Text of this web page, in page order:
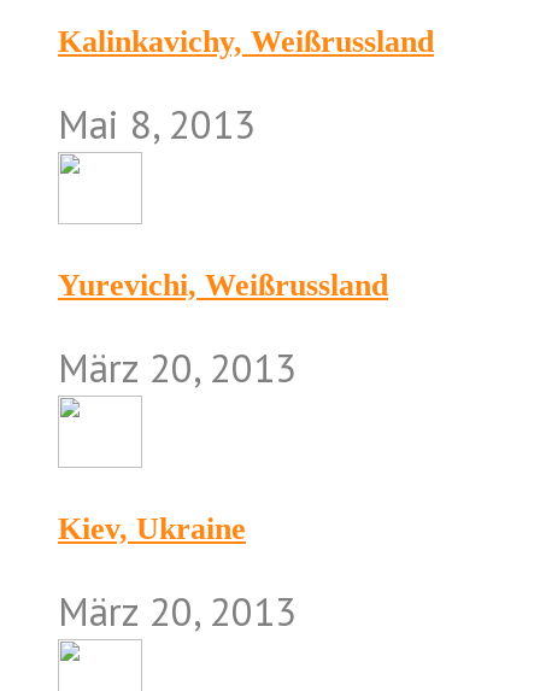
Kalinkavichy, Weißrussland
Mai 8, 2013
Yurevichi, Weißrussland
März 20, 2013
Kiev, Ukraine
März 20, 2013